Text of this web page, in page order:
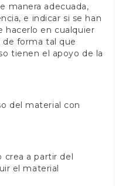
manera adecuada,
e indicar si se han
hacerlo en cualquier
de forma tal que
tienen el apoyo de la
del material con
crea a partir del
el material